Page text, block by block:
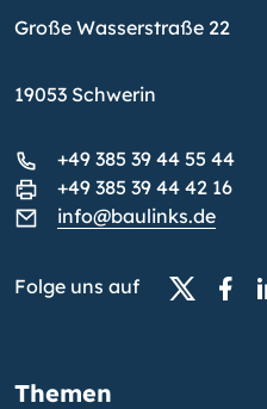
Große Wasserstraße 22
19053 Schwerin
+49 385 39 44 55 44
+49 385 39 44 42 16
info@baulinks.de
Folge uns auf
Themen